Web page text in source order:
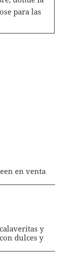
para las
en venta
y
dulces y